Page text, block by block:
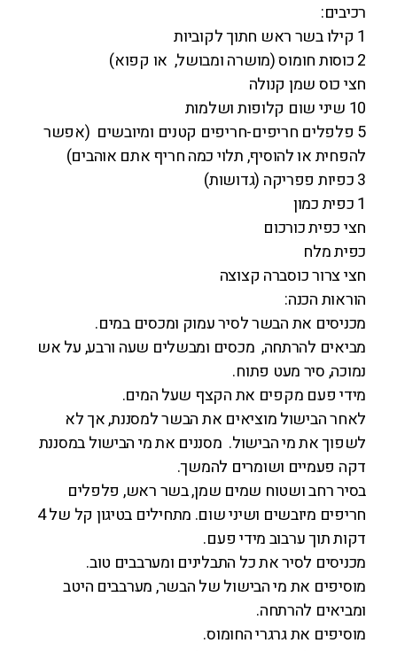
רכיבים:
1 קילו בשר ראש חתוך לקוביות
2 כוסות חומוס (מושרה ומבושל, או קפוא)
חצי כוס שמן קנולה
10 שיני שום קלופות ושלמות
5 פלפלים חריפים-חריפים קטנים ומיובשים (אפשר
להפחית או להוסיף, תלוי כמה חריף אתם אוהבים)
3 כפיות פפריקה (גדושות)
1 כפית כמון
חצי כפית כורכום
כפית מלח
חצי צרור כוסברה קצוצה
הוראות הכנה:
מכניסים את הבשר לסיר עמוק ומכסים במים.
מביאים להרתחה, מכסים ומבשלים שעה ורבע, על אש
נמוכה, סיר מעט פתוח.
מידי פעם מקפים את הקצף שעל המים.
לאחר הבישול מוציאים את הבשר למסננת, אך לא
לשפוך את מי הבישול. מסננים את מי הבישול במסננת
דקה פעמיים ושומרים להמשך.
בסיר רחב ושטוח שמים שמן, בשר ראש, פלפלים
חריפים מיובשים ושיני שום. מתחילים בטיגון קל של 4
דקות תוך ערבוב מידי פעם.
מכניסים לסיר את כל התבלינים ומערבבים טוב.
מוסיפים את מי הבישול של הבשר, מערבבים היטב
ומביאים להרתחה.
מוסיפים את גרגרי החומוס.